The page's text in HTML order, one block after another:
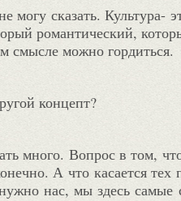
могу сказать.
романтический,
смысле можно гордиться.
концепт?
много. Вопрос в том,
А что касается
нужно нас, мы здесь